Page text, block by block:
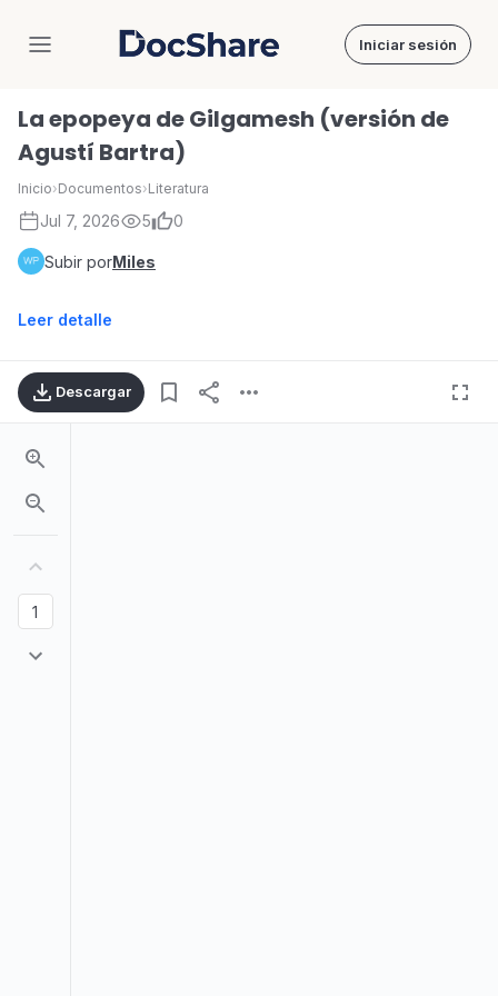
DocShare Iniciar sesión
La epopeya de Gilgamesh (versión de
Agustí Bartra)
Inicio›Documentos›Literatura
Jul 7, 2026 5 0
Subir porMiles
Leer detalle
Descargar